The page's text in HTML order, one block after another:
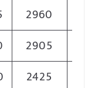
2960
2905
2425